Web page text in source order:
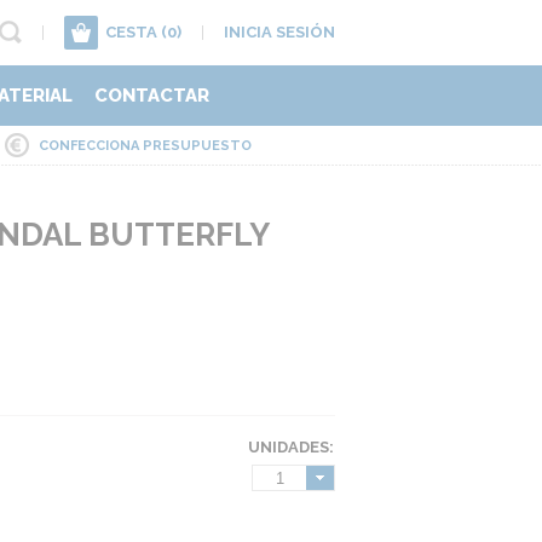
CESTA (0) INICIA SESIÓN
CONTACTAR
CONFECCIONA PRESUPUESTO
BUTTERFLY
UNIDADES:
1